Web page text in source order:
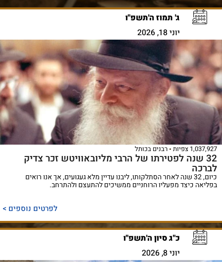
ג' תמוז ה'תשפ"ו
יוני 18, 2026
1,037,927 צפיות רבנים בכותל
32 שנה לפטירתו של הרבי מליובאוויטש זכר צדיק
לברכה
כיום, 32 שנה לאחר הסתלקותו, ליבנו עדיין מלא געגועים, אך אנו רואים
בפליאה כיצד מפעליו הרוחניים ממשיכים להתעצם ולהתרחב.
לפרטים נוספים >
כ"ג סיון ה'תשפ"ו
יוני 8, 2026